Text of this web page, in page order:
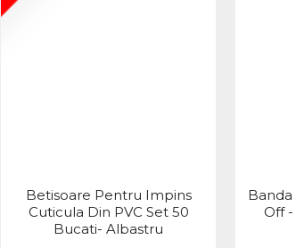
Betisoare Pentru Impins
Cuticula Din PVC Set 50
Bucati- Albastru
Off